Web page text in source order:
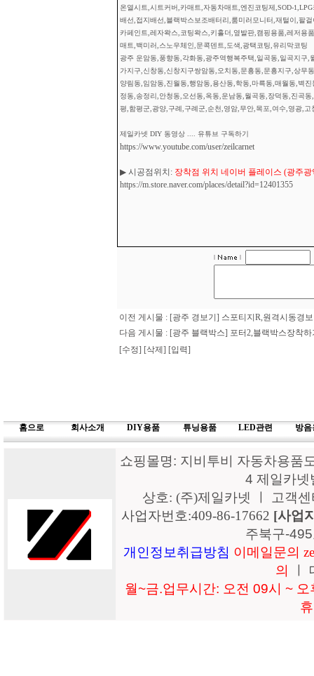
온열시트,시트커버,카매트,자동차매트,엔진코팅제,SOD-
배선,접지배선,블랙박스보조배터리,룸미러모니터,재털이,팔
카페인트,레자왁스,코팅왁스,키홀더,옆발판,캠핑용품,레저용
매트,백미러,스노우체인,문콕덴트,도색,광택코팅,유리막코팅
광주 운암동,풍향동,각화동,광주역행복주택,일곡동,일곡지구
가지구,신창동,신창지구쌍암동,오치동,문흥동,문흥지구,상무
양림동,임암동,진월동,행암동,용산동,학동,마륵동,매월동,벽
정동,송정리,안청동,오선동,옥동,운남동,월곡동,장덕동,진곡
평,함평군,광양,구례,구례군,순천,영암,무안,목포,여수,영광,
제일카넷 DIY 동영상 .... 유튜브 구독하기
https://www.youtube.com/user/zeilcarnet
▶ 시공점위치: 장착점 위치 네이버 플레이스 (광주
https://m.store.naver.com/places/detail?id=12401355
이전 게시물 : [광주 경보기] 스포티지R,원격시동경
다음 게시물 : [광주 블랙박스] 포터2,블랙박스장착
[수정] [삭제] [입력]
홈으로 회사소개 DIY용품 튜닝용품 LED관련 방음
쇼핑몰명: 지비투비 자동차용품
4 제일카
상호: (주)제일카넷 ㅣ 고객
사업자번호:409-86-17662 [사업
주북구-
개인정보취급방침 이메일문의
의
월~금.업무시간: 오전 09시 ~